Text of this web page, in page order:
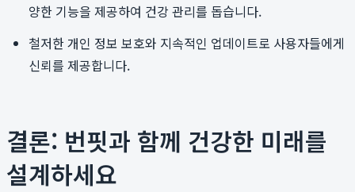
양한 기능을 제공하여 건강 관리를 돕습니다.
철저한 개인 정보 보호와 지속적인 업데이트로 사용자들에게
신뢰를 제공합니다.
결론: 번핏과 함께 건강한 미래를
설계하세요